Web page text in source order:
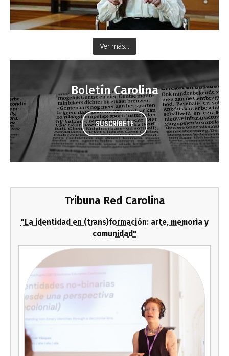
Ver más...
Boletín Carolina
SUSCRÍBETE
Tribuna Red Carolina
"La identidad en (trans)formación: arte, memoria y
comunidad"